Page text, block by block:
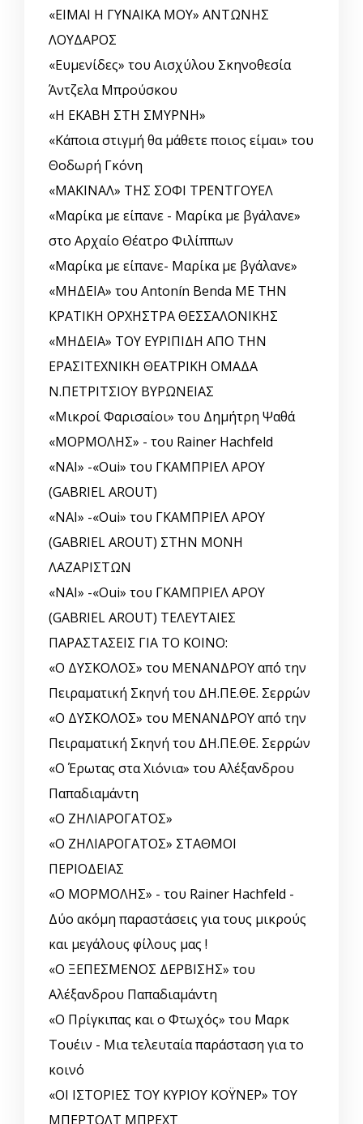
«ΕΙΜΑΙ Η ΓΥΝΑΙΚΑ ΜΟΥ» ΑΝΤΩΝΗΣ
ΛΟΥΔΑΡΟΣ
«Ευμενίδες» του Αισχύλου Σκηνοθεσία
Άντζελα Μπρούσκου
«Η ΕΚΑΒΗ ΣΤΗ ΣΜΥΡΝΗ»
«Κάποια στιγμή θα μάθετε ποιος είμαι» του
Θοδωρή Γκόνη
«ΜΑΚΙΝΑΛ» ΤΗΣ ΣΟΦΙ ΤΡΕΝΤΓΟΥΕΛ
«Μαρίκα με είπανε - Μαρίκα με βγάλανε»
στο Αρχαίο Θέατρο Φιλίππων
«Μαρίκα με είπανε- Μαρίκα με βγάλανε»
«ΜΗΔΕΙΑ» του Antonín Benda ΜΕ ΤΗΝ
ΚΡΑΤΙΚΗ ΟΡΧΗΣΤΡΑ ΘΕΣΣΑΛΟΝΙΚΗΣ
«ΜΗΔΕΙΑ» ΤΟΥ ΕΥΡΙΠΙΔΗ ΑΠΟ ΤΗΝ
ΕΡΑΣΙΤΕΧΝΙΚΗ ΘΕΑΤΡΙΚΗ ΟΜΑΔΑ
Ν.ΠΕΤΡΙΤΣΙΟΥ ΒΥΡΩΝΕΙΑΣ
«Μικροί Φαρισαίοι» του Δημήτρη Ψαθά
«ΜΟΡΜΟΛΗΣ» - του Rainer Hachfeld
«ΝΑΙ» -«Oui» του ΓΚΑΜΠΡΙΕΛ ΑΡΟΥ
(GABRIEL AROUT)
«ΝΑΙ» -«Oui» του ΓΚΑΜΠΡΙΕΛ ΑΡΟΥ
(GABRIEL AROUT) ΣΤΗΝ ΜΟΝΗ
ΛΑΖΑΡΙΣΤΩΝ
«ΝΑΙ» -«Oui» του ΓΚΑΜΠΡΙΕΛ ΑΡΟΥ
(GABRIEL AROUT) ΤΕΛΕΥΤΑΙΕΣ
ΠΑΡΑΣΤΑΣΕΙΣ ΓΙΑ ΤΟ ΚΟΙΝΟ:
«Ο ΔΥΣΚΟΛΟΣ» του ΜΕΝΑΝΔΡΟΥ από την
Πειραματική Σκηνή του ΔΗ.ΠΕ.ΘΕ. Σερρών
«Ο ΔΥΣΚΟΛΟΣ» του ΜΕΝΑΝΔΡΟΥ από την
Πειραματική Σκηνή του ΔΗ.ΠΕ.ΘΕ. Σερρών
«Ο Έρωτας στα Χιόνια» του Αλέξανδρου
Παπαδιαμάντη
«Ο ΖΗΛΙΑΡΟΓΑΤΟΣ»
«Ο ΖΗΛΙΑΡΟΓΑΤΟΣ» ΣΤΑΘΜΟΙ
ΠΕΡΙΟΔΕΙΑΣ
«Ο ΜΟΡΜΟΛΗΣ» - του Rainer Hachfeld -
Δύο ακόμη παραστάσεις για τους μικρούς
και μεγάλους φίλους μας !
«Ο ΞΕΠΕΣΜΕΝΟΣ ΔΕΡΒΙΣΗΣ» του
Αλέξανδρου Παπαδιαμάντη
«Ο Πρίγκιπας και ο Φτωχός» του Μαρκ
Τουέιν - Μια τελευταία παράσταση για το
κοινό
«ΟΙ ΙΣΤΟΡΙΕΣ ΤΟΥ ΚΥΡΙΟΥ ΚΟΫΝΕΡ» ΤΟΥ
ΜΠΕΡΤΟΛΤ ΜΠΡΕΧΤ